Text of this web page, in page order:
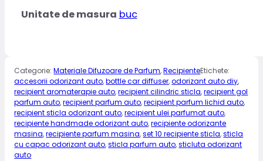
Unitate de masura buc
Categorie:Materiale Difuzoare de Parfum,RecipienteEtichete:
accesorii odorizant auto,bottle car diffuser,odorizant auto diy,
recipient aromaterapie auto,recipient cilindric sticla,recipient gol
parfum auto,recipient parfum auto,recipient parfum lichid auto,
recipient sticla odorizant auto,recipient ulei parfumat auto,
recipiente handmade odorizant auto,recipiente odorizante
masina,recipiente parfum masina,set 10 recipiente sticla,sticla
cu capac odorizant auto,sticla parfum auto,sticluta odorizant
auto